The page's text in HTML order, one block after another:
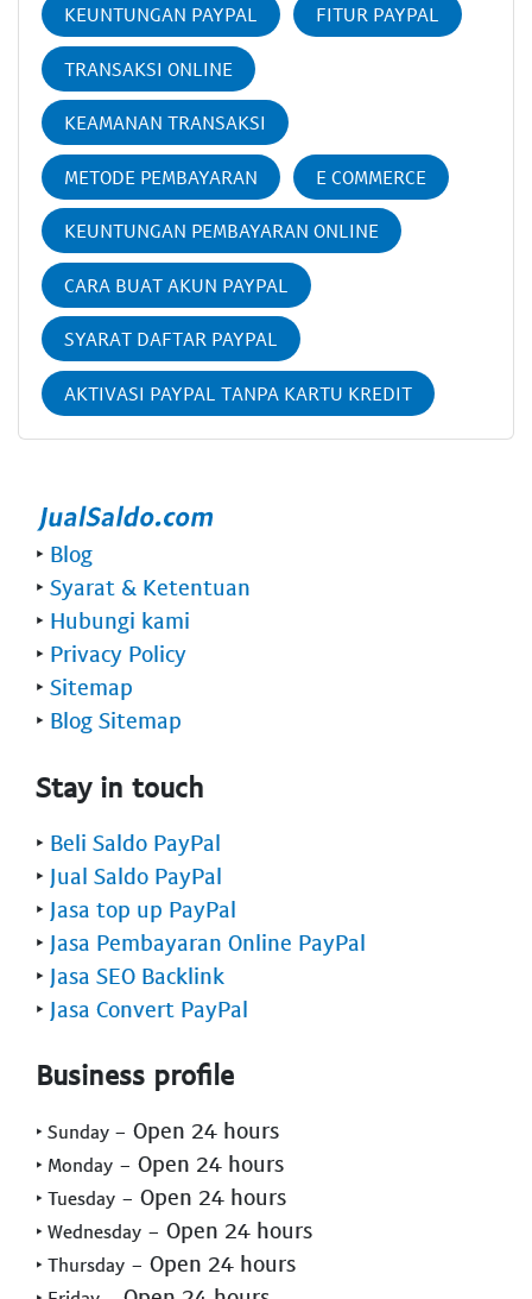
KEUNTUNGAN PAYPAL FITUR PAYPAL
TRANSAKSI ONLINE
KEAMANAN TRANSAKSI
METODE PEMBAYARAN E COMMERCE
KEUNTUNGAN PEMBAYARAN ONLINE
CARA BUAT AKUN PAYPAL
SYARAT DAFTAR PAYPAL
AKTIVASI PAYPAL TANPA KARTU KREDIT
‣ Blog
‣ Syarat & Ketentuan
‣ Hubungi kami
‣ Privacy Policy
‣ Sitemap
‣ Blog Sitemap
Stay in touch
‣ Beli Saldo PayPal
‣ Jual Saldo PayPal
‣ Jasa top up PayPal
‣ Jasa Pembayaran Online PayPal
‣ Jasa SEO Backlink
‣ Jasa Convert PayPal
Business profile
‣ Sunday - Open 24 hours
‣ Monday - Open 24 hours
‣ Tuesday - Open 24 hours
‣ Wednesday - Open 24 hours
‣ Thursday - Open 24 hours